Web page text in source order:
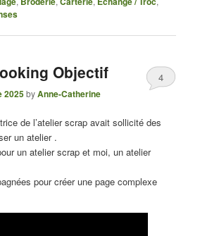
Objectif
2025byAnne-Catherine
4
de l’atelier scrap avait sollicité des
un atelier .
un atelier scrap et moi, un atelier
pour créer une page complexe